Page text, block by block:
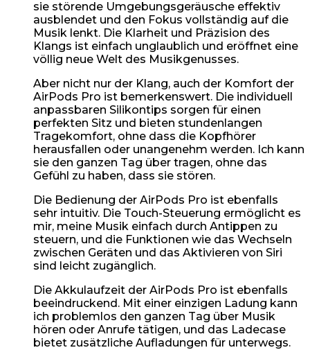
sie störende Umgebungsgeräusche effektiv
ausblendet und den Fokus vollständig auf die
Musik lenkt. Die Klarheit und Präzision des
Klangs ist einfach unglaublich und eröffnet eine
völlig neue Welt des Musikgenusses.
Aber nicht nur der Klang, auch der Komfort der
AirPods Pro ist bemerkenswert. Die individuell
anpassbaren Silikontips sorgen für einen
perfekten Sitz und bieten stundenlangen
Tragekomfort, ohne dass die Kopfhörer
herausfallen oder unangenehm werden. Ich kann
sie den ganzen Tag über tragen, ohne das
Gefühl zu haben, dass sie stören.
Die Bedienung der AirPods Pro ist ebenfalls
sehr intuitiv. Die Touch-Steuerung ermöglicht es
mir, meine Musik einfach durch Antippen zu
steuern, und die Funktionen wie das Wechseln
zwischen Geräten und das Aktivieren von Siri
sind leicht zugänglich.
Die Akkulaufzeit der AirPods Pro ist ebenfalls
beeindruckend. Mit einer einzigen Ladung kann
ich problemlos den ganzen Tag über Musik
hören oder Anrufe tätigen, und das Ladecase
bietet zusätzliche Aufladungen für unterwegs.